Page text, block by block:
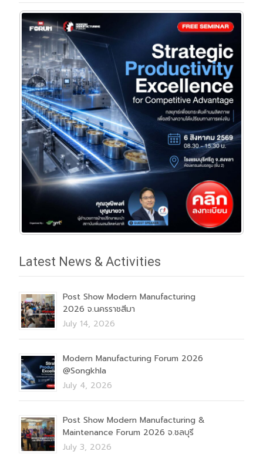
Latest News & Activities
Post Show Modern Manufacturing
2026 จ.นครราชสีมา
July 14, 2026
Modern Manufacturing Forum 2026
@Songkhla
July 4, 2026
Post Show Modern Manufacturing &
Maintenance Forum 2026 จ.ชลบุรี
July 3, 2026